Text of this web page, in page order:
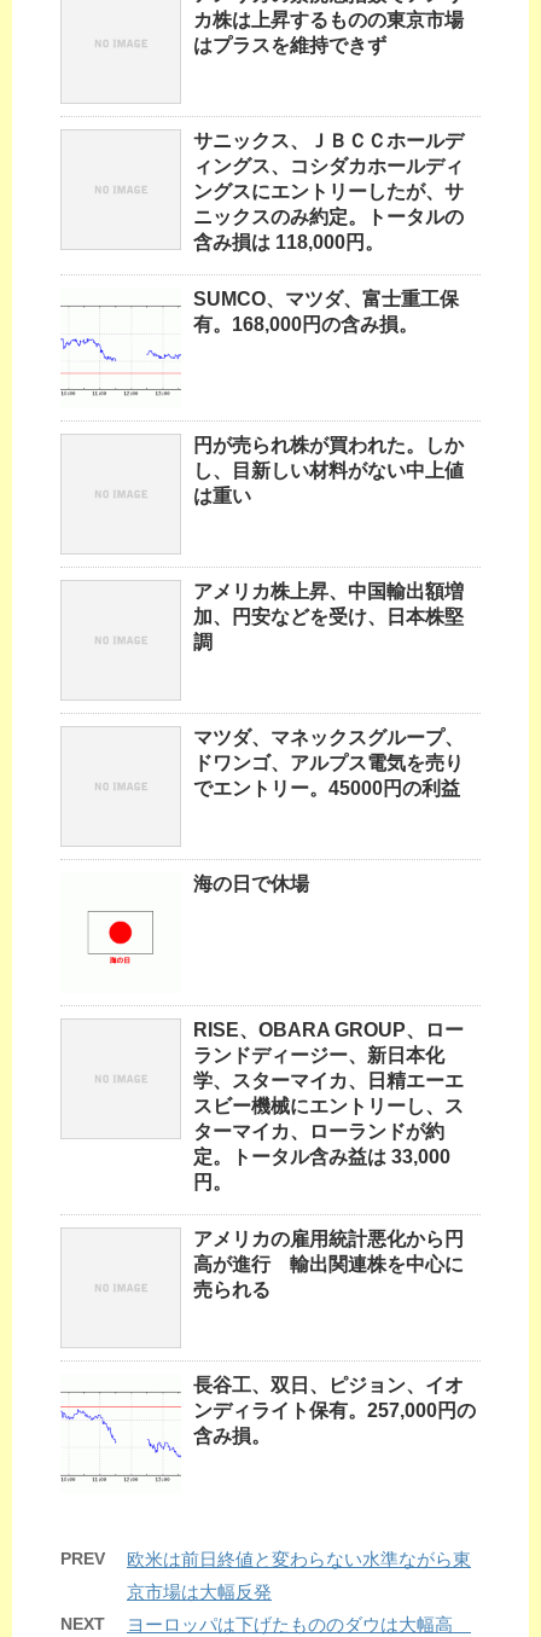
カ株は上昇するものの東京市場
はプラスを維持できず
サニックス、ＪＢＣＣホールデ
ィングス、コシダカホールディ
ングスにエントリーしたが、サ
ニックスのみ約定。トータルの
含み損は 118,000円。
SUMCO、マツダ、富士重工保
有。168,000円の含み損。
円が売られ株が買われた。しか
し、目新しい材料がない中上値
は重い
アメリカ株上昇、中国輸出額増
加、円安などを受け、日本株堅
調
マツダ、マネックスグループ、
ドワンゴ、アルプス電気を売り
でエントリー。45000円の利益
海の日で休場
RISE、OBARA GROUP、ロー
ランドディージー、新日本化
学、スターマイカ、日精エーエ
スビー機械にエントリーし、ス
ターマイカ、ローランドが約
定。トータル含み益は 33,000
円。
アメリカの雇用統計悪化から円
高が進行 輸出関連株を中心に
売られる
長谷工、双日、ピジョン、イオ
ンディライト保有。257,000円の
含み損。
PREV
欧米は前日終値と変わらない水準ながら東
京市場は大幅反発
NEXT
ヨーロッパは下げたもののダウは大幅高